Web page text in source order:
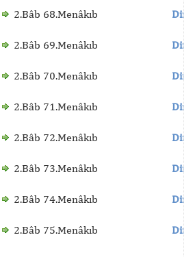
2.Bâb 68.Menâkıb
2.Bâb 69.Menâkıb
2.Bâb 70.Menâkıb
2.Bâb 71.Menâkıb
2.Bâb 72.Menâkıb
2.Bâb 73.Menâkıb
2.Bâb 74.Menâkıb
2.Bâb 75.Menâkıb